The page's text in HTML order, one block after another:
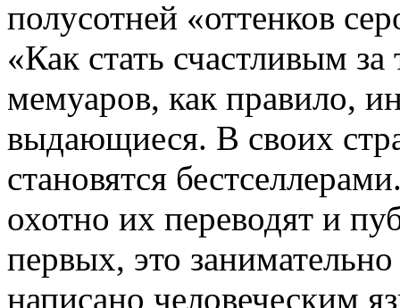
полусотней «оттенков
«Как стать счастливым
мемуаров, как правило,
выдающиеся. В своих
становятся
охотно их переводят и
первых, это
написано человеческим